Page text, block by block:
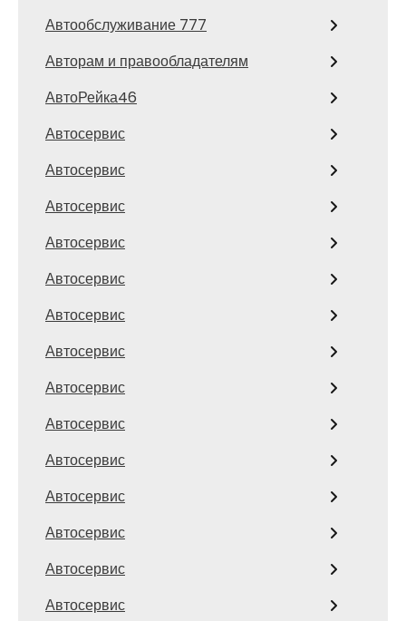
Автообслуживание 777
Авторам и правообладателям
АвтоРейка46
Автосервис
Автосервис
Автосервис
Автосервис
Автосервис
Автосервис
Автосервис
Автосервис
Автосервис
Автосервис
Автосервис
Автосервис
Автосервис
Автосервис